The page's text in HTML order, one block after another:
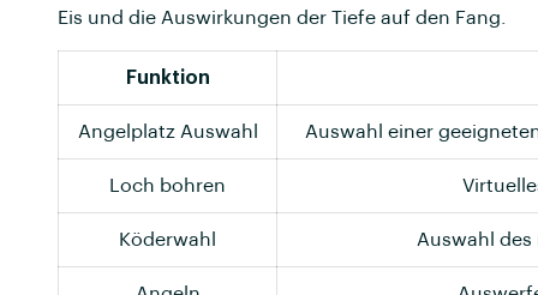
Eis und die Auswirkungen der Tiefe auf den Fang.
Funktion
Angelplatz Auswahl Auswahl einer
Loch bohren
Köderwahl Auswahl des